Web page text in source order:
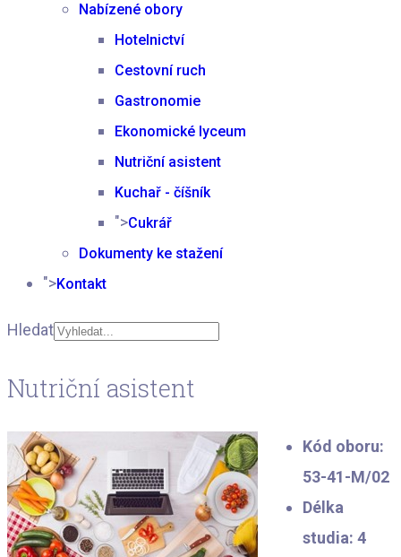
Nabízené obory
Hotelnictví
Cestovní ruch
Gastronomie
Ekonomické lyceum
Nutriční asistent
Kuchař - číšník
">Cukrář
Dokumenty ke stažení
">Kontakt
Hledat
characters for results.
Nutriční asistent
Kód oboru:
53-41-M/02
Délka
studia: 4